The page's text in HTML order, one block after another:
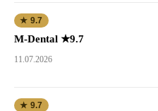
★ 9.7
M-Dental ★9.7
11.07.2026
★ 9.7